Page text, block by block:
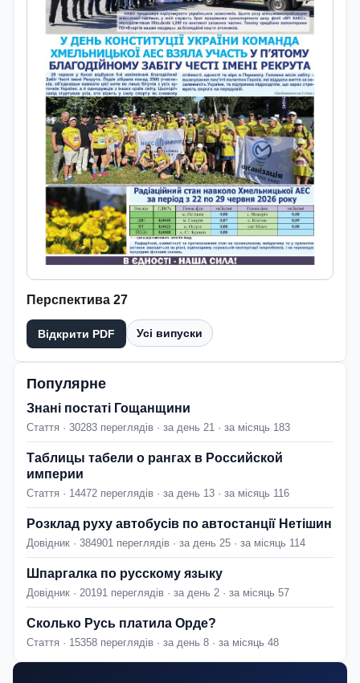
Перспектива 27
Відкрити PDF Усі випуски
Популярне
Знані постаті Гощанщини
Стаття · 30283 переглядів · за день 21 · за місяць 183
Таблицы табели о рангах в Российской
империи
Стаття · 14472 переглядів · за день 13 · за місяць 116
Розклад руху автобусів по автостанції Нетішин
Довідник · 384901 переглядів · за день 25 · за місяць 114
Шпаргалка по русскому языку
Довідник · 20191 переглядів · за день 2 · за місяць 57
Сколько Русь платила Орде?
Стаття · 15358 переглядів · за день 8 · за місяць 48